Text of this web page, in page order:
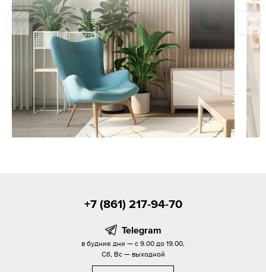
+7 (861) 217-94-70
Telegram
в будние дни — с 9.00 до 19.00,
Сб, Вс — выходной